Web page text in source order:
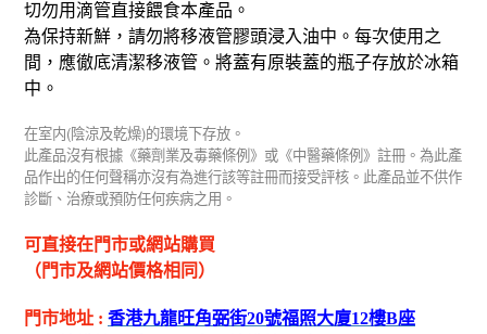
切勿用滴管直接餵食本產品。
為保持新鮮，請勿將移液管膠頭浸入油中。每次使用之
間，應徹底清潔移液管。將蓋有原裝蓋的瓶子存放於冰箱
中。
在室内(陰涼及乾燥)的環境下存放。
此產品沒有根據《藥劑業及毒藥條例》或《中醫藥條例》註冊。為此產
品作出的任何聲稱亦沒有為進行該等註冊而接受評核。此產品並不供作
診斷、治療或預防任何疾病之用。
可直接在門市或網站購買
（門市及網站價格相同）
門市地址 : 香港九龍旺角弼街20號福照大廈12樓B座